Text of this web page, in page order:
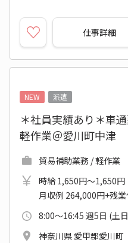
仕事詳細
NEW
派遣
＊社員実績あり＊車
軽作業＠愛川町中津
貿易補助業務 / 軽作業
時給 1,650円～1,650円
月収例 264,000円+残
8:00～16:45 週5日 (土
神奈川県 愛甲郡愛川町